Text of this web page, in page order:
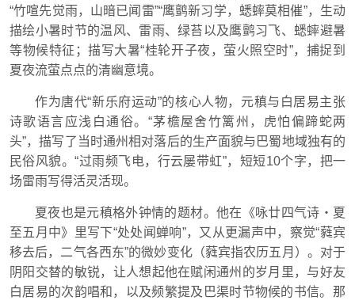
“竹喧先觉雨，山暗已闻雷”“鹰鹯新习学，蟋蟀莫相催”，生动
描绘小暑时节的温风、雷雨、绿苔以及鹰鹯习飞、蟋蟀避暑
等物候特征；描写大暑“桂轮开子夜，萤火照空时”，捕捉到
夏夜流萤点点的清幽意境。
作为唐代“新乐府运动”的核心人物，元稹与白居易主张
诗歌语言应浅白通俗。“茅檐屋舍竹篱州，虎怕偏蹄蛇两
头”，描写了当时通州相对落后的生产面貌与巴蜀地域独有的
民俗风貌。“过雨频飞电，行云屡带虹”，短短10个字，把一
场雷雨写得活灵活现。
夏夜也是元稹格外钟情的题材。他在《咏廿四气诗・夏
至五月中》里写下“处处闻蝉响”，又从更漏声中，察觉“蕤宾
移去后，二气各西东”的微妙变化（蕤宾指农历五月）。对于
阴阳交替的敏锐，让人想起他在赋闲通州的岁月里，与好友
白居易的次韵唱和，以及频繁提及巴渠时节物候的书信。‌那